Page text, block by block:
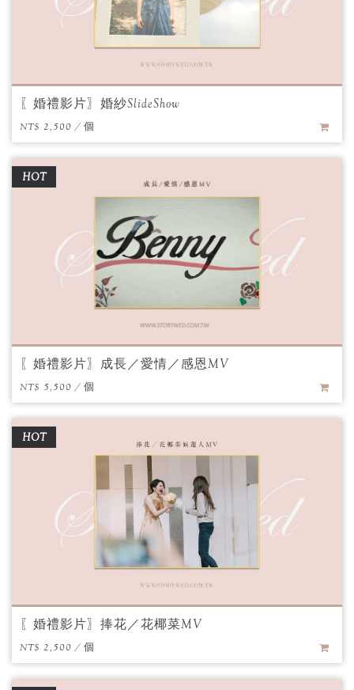
〖婚禮影片〗婚紗SlideShow
NT$ 2,500 / 個
HOT
〖婚禮影片〗成長／愛情／感恩MV
NT$ 5,500 / 個
HOT
〖婚禮影片〗捧花／花椰菜MV
NT$ 2,500 / 個